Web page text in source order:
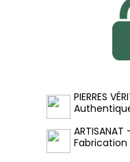
PIERRES
ARTISANAT